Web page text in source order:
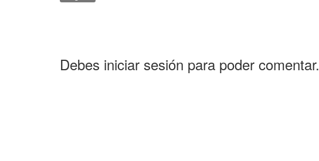
Debes iniciar sesión para poder comentar.